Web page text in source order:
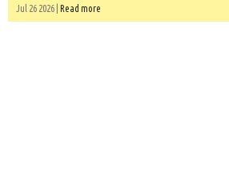
Jul 26 2026 | Read more